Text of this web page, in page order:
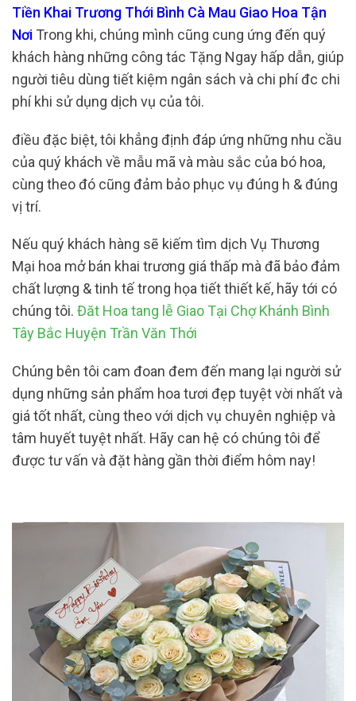
Tiền Khai Trương Thới Bình Cà Mau Giao Hoa Tận
Nơi Trong khi, chúng mình cũng cung ứng đến quý
khách hàng những công tác Tặng Ngay hấp dẫn, giúp
người tiêu dùng tiết kiệm ngân sách và chi phí đc chi
phí khi sử dụng dịch vụ của tôi.
điều đặc biệt, tôi khẳng định đáp ứng những nhu cầu
của quý khách về mẫu mã và màu sắc của bó hoa,
cùng theo đó cũng đảm bảo phục vụ đúng h & đúng
vị trí.
Nếu quý khách hàng sẽ kiếm tìm dịch Vụ Thương
Mại hoa mở bán khai trương giá thấp mà đã bảo đảm
chất lượng & tinh tế trong họa tiết thiết kế, hãy tới có
chúng tôi. Đăt Hoa tang lễ Giao Tại Chợ Khánh Bình
Tây Bắc Huyện Trần Văn Thới
Chúng bên tôi cam đoan đem đến mang lại người sử
dụng những sản phẩm hoa tươi đẹp tuyệt vời nhất và
giá tốt nhất, cùng theo với dịch vụ chuyên nghiệp và
tâm huyết tuyệt nhất. Hãy can hệ có chúng tôi để
được tư vấn và đặt hàng gần thời điểm hôm nay!